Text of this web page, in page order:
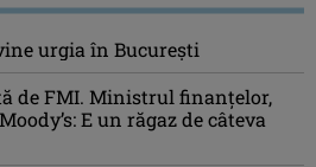
urgia în Bucureşti
de FMI. Ministrul finanțelor,
E un răgaz de câteva